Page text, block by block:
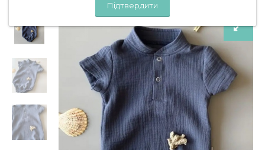
Підтвердити